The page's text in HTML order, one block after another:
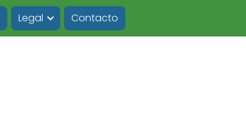
Legal Contacto